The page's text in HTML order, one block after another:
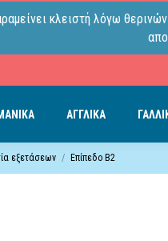
κλειστή λόγω
ΑΓΓΛΙΚΑ
εξετάσεων Επίπεδο B2